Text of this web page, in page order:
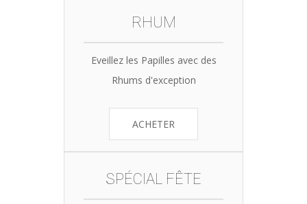
RHUM
Eveillez les Papilles avec des
Rhums d'exception
ACHETER
SPÉCIAL FÊTE